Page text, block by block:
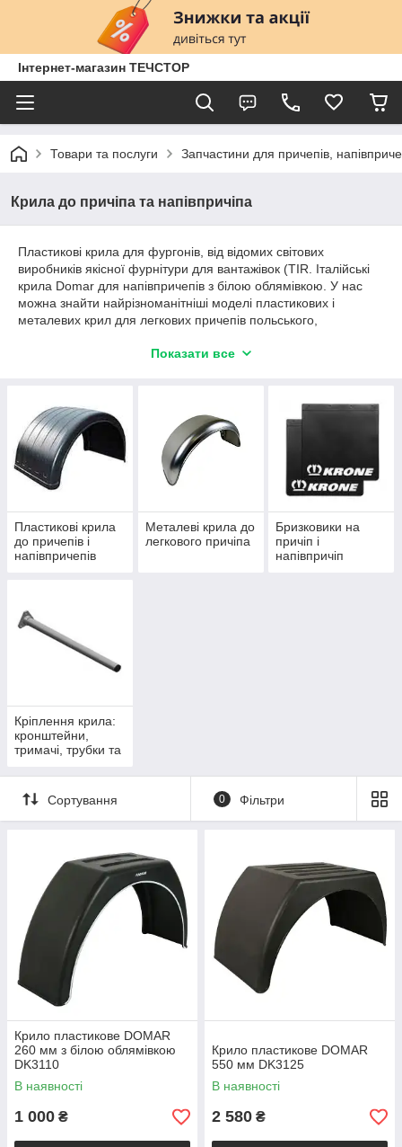
Інтернет-магазин ТЕЧСТОР
Товари та послуги Запчастини для причепів,
Крила до причіпа та напівпричіпа
Пластикові крила для фургонів, від відомих світових
виробників якісної фурнітури для вантажівок (TIR. Італійські
крила Domar для напівпричепів з білою облямівкою. У нас
можна знайти найрізноманітніші моделі пластикових і
металевих крил для легкових причепів польського,
кронштейни і бризковики до них.
Показати все
Пластикові крила
до причепів і
напівпричепів
Металеві крила до
легкового причіпа
Бризковики на
причіп і
напівпричіп
Кріплення крила:
кронштейни,
тримачі, трубки та
Сортування 0 Фільтри
Крило пластикове DOMAR
260 мм з білою облямівкою
DK3110
В наявності
1 000 ₴
Крило пластикове DOMAR
550 мм DK3125
В наявності
2 580 ₴